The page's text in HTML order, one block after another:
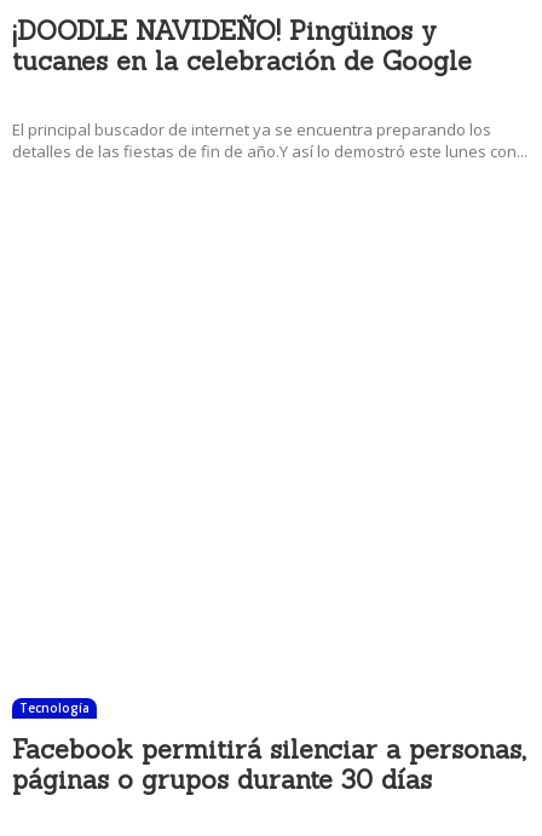
¡DOODLE NAVIDEÑO! Pingüinos y
tucanes en la celebración de Google
El principal buscador de internet ya se encuentra preparando los
detalles de las fiestas de fin de año.Y así lo demostró este lunes con...
Tecnología
Facebook permitirá silenciar a personas,
páginas o grupos durante 30 días